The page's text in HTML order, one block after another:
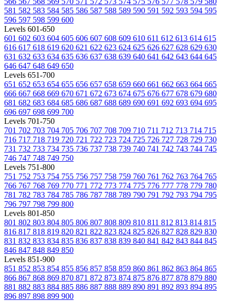
581 582 583 584 585 586 587 588 589 590 591 592 593 594 595
596 597 598 599 600
Levels 601-650
601 602 603 604 605 606 607 608 609 610 611 612 613 614 615
616 617 618 619 620 621 622 623 624 625 626 627 628 629 630
631 632 633 634 635 636 637 638 639 640 641 642 643 644 645
646 647 648 649 650
Levels 651-700
651 652 653 654 655 656 657 658 659 660 661 662 663 664 665
666 667 668 669 670 671 672 673 674 675 676 677 678 679 680
681 682 683 684 685 686 687 688 689 690 691 692 693 694 695
696 697 698 699 700
Levels 701-750
701 702 703 704 705 706 707 708 709 710 711 712 713 714 715
716 717 718 719 720 721 722 723 724 725 726 727 728 729 730
731 732 733 734 735 736 737 738 739 740 741 742 743 744 745
746 747 748 749 750
Levels 751-800
751 752 753 754 755 756 757 758 759 760 761 762 763 764 765
766 767 768 769 770 771 772 773 774 775 776 777 778 779 780
781 782 783 784 785 786 787 788 789 790 791 792 793 794 795
796 797 798 799 800
Levels 801-850
801 802 803 804 805 806 807 808 809 810 811 812 813 814 815
816 817 818 819 820 821 822 823 824 825 826 827 828 829 830
831 832 833 834 835 836 837 838 839 840 841 842 843 844 845
846 847 848 849 850
Levels 851-900
851 852 853 854 855 856 857 858 859 860 861 862 863 864 865
866 867 868 869 870 871 872 873 874 875 876 877 878 879 880
881 882 883 884 885 886 887 888 889 890 891 892 893 894 895
896 897 898 899 900